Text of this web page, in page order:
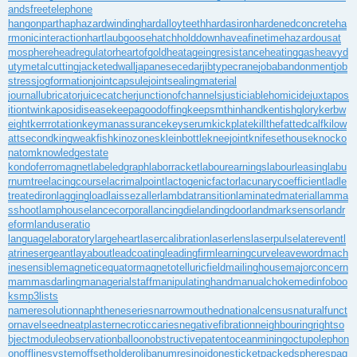
andsfreetelephone
hangonparthaphazardwindinghardalloyteethhardasironhardenedconcreteha
rmonicinteractionhartlaubgoosehatchholddownhaveafinetimehazardousat
mosphereheadregulatorheartofgoldheatageingresistanceheatinggasheavyd
utymetalcuttingjacketedwalljapanesecedarjibtypecranejobabandonmentjob
stressjogformationjointcapsulejointsealingmaterial
journallubricatorjuicecatcherjunctionofchannelsjusticiablehomicidejuxtapos
itiontwinkaposidiseasekeepagoodoffingkeepsmthinhandkentishglorykerbw
eightkerrrotationkeymanassurancekeyserumkickplatekillthefattedcalfkilow
attsecondkingweakfishkinozoneskleinbottlekneejointknifesethouseknocko
natomknowledgestate
kondoferromagnetlabeledgraphlaborracketlabourearningslabourleasinglabu
rnumtreelacingcourselacrimalpointlactogenicfactorlacunarycoefficientladle
treatedironlaggingloadlaissezallerlambdatransitionlaminatedmateriallamma
sshootlamphouselancecorporallancingdielandingdoorlandmarksensorlandr
eformlanduseratio
languagelaboratorylargeheartlasercalibrationlaserlenslaserpulselatereventl
atrinesergeantlayaboutleadcoatingleadingfirmlearningcurveleavewordmach
inesensiblemagneticequatormagnetotelluricfieldmailinghousemajorconcern
mammasdarlingmanagerialstaffmanipulatinghandmanualchokemedinfoboo
ksmp3lists
nameresolutionnaphtheneseriesnarrowmouthednationalcensusnaturalfunct
ornavelseedneatplasternecroticcariesnegativefibrationneighbouringrightso
bjectmoduleobservationballoonobstructivepatentoceanminingoctupolephon
onofflinesystemoffsetholderolibanumresinoidonesticketpackedspherespag